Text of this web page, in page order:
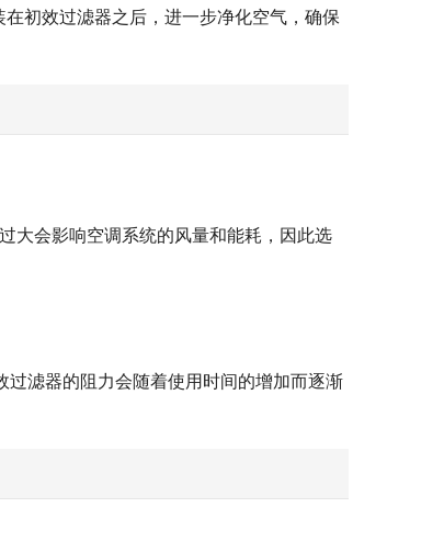
初效过滤器之后，进一步净化空气，确保
大会影响空调系统的风量和能耗，因此选
滤器的阻力会随着使用时间的增加而逐渐